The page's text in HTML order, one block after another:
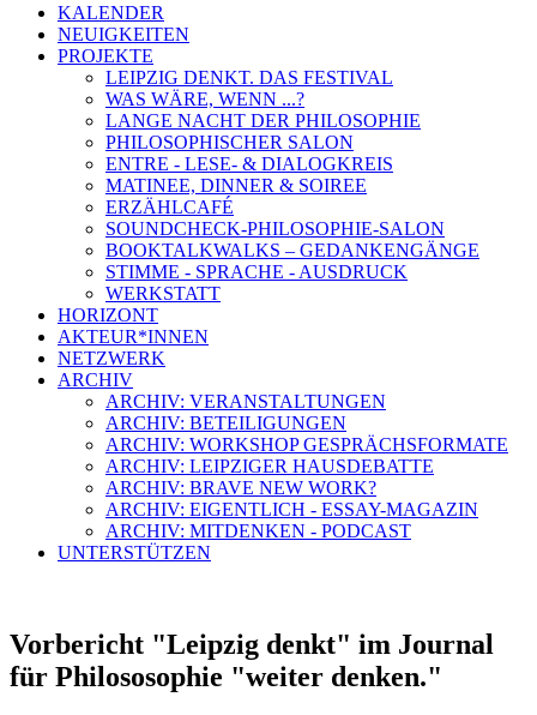
KALENDER
NEUIGKEITEN
PROJEKTE
LEIPZIG DENKT. DAS FESTIVAL
WAS WÄRE, WENN ...?
LANGE NACHT DER PHILOSOPHIE
PHILOSOPHISCHER SALON
ENTRE - LESE- & DIALOGKREIS
MATINEE, DINNER & SOIREE
ERZÄHLCAFÉ
SOUNDCHECK-PHILOSOPHIE-SALON
BOOKTALKWALKS – GEDANKENGÄNGE
STIMME - SPRACHE - AUSDRUCK
WERKSTATT
HORIZONT
AKTEUR*INNEN
NETZWERK
ARCHIV
ARCHIV: VERANSTALTUNGEN
ARCHIV: BETEILIGUNGEN
ARCHIV: WORKSHOP GESPRÄCHSFORMATE
ARCHIV: LEIPZIGER HAUSDEBATTE
ARCHIV: BRAVE NEW WORK?
ARCHIV: EIGENTLICH - ESSAY-MAGAZIN
ARCHIV: MITDENKEN - PODCAST
UNTERSTÜTZEN
Vorbericht "Leipzig denkt" im Journal
für Philososophie "weiter denken."